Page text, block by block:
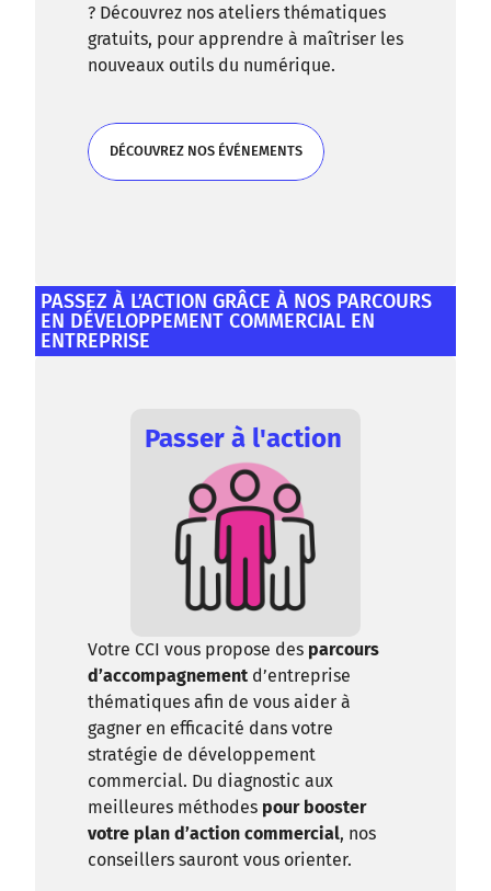
? Découvrez nos ateliers thématiques
gratuits, pour apprendre à maîtriser les
nouveaux outils du numérique.
DÉCOUVREZ NOS ÉVÉNEMENTS
PASSEZ À L’ACTION GRÂCE À NOS PARCOURS
EN DÉVELOPPEMENT COMMERCIAL EN
ENTREPRISE
Passer à l'action
Votre CCI vous propose des parcours
d’accompagnement d’entreprise
thématiques afin de vous aider à
gagner en efficacité dans votre
stratégie de développement
commercial. Du diagnostic aux
meilleures méthodes pour booster
votre plan d’action commercial, nos
conseillers sauront vous orienter.